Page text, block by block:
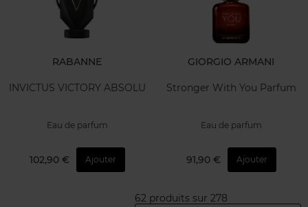
RABANNE
INVICTUS VICTORY ABSOLU
Eau de parfum
102,90 € Ajouter
GIORGIO ARMANI
Stronger With You Parfum
Eau de parfum
91,90 € Ajouter
62 produits sur 278